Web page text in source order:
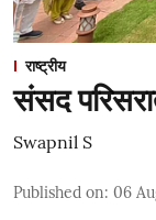
राष्ट्रीय
संसद
Swapnil S
Published on: 06